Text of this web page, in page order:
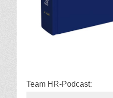
Team HR-Podcast: